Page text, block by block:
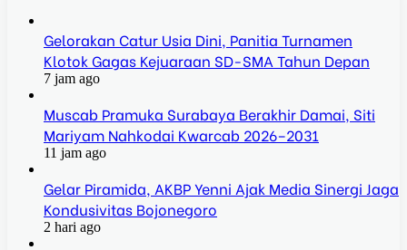
Gelorakan Catur Usia Dini, Panitia Turnamen
Klotok Gagas Kejuaraan SD-SMA Tahun Depan
7 jam ago
Muscab Pramuka Surabaya Berakhir Damai, Siti
Mariyam Nahkodai Kwarcab 2026–2031
11 jam ago
Gelar Piramida, AKBP Yenni Ajak Media Sinergi Jaga
Kondusivitas Bojonegoro
2 hari ago